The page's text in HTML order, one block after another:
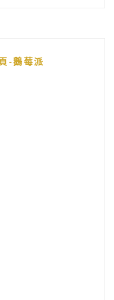
-鵝莓派